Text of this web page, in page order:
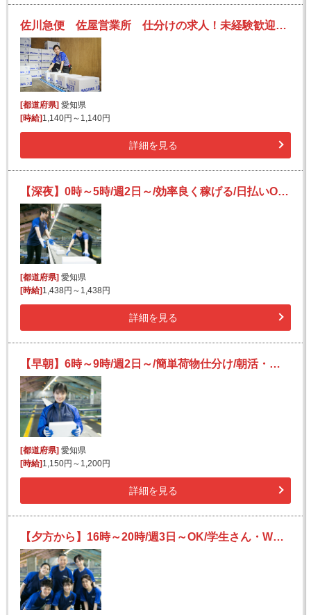
佐川急便 佐屋営業所 仕分けの求人！未経験歓迎！先輩たちがサポートします♪
[都道府県]愛知県
[時給]1,140円～1,140円
詳細を見る
【深夜】0時～5時/週2日～/効率良く稼げる/日払いOK(規定有)/副業可/フリーター活躍/未経験歓迎
[都道府県] 愛知県
[時給] 1,438円～1,438円
詳細を見る
【早朝】6時～9時/週2日～/簡単荷物仕分け/朝活・短時間/日払い可(規定有)/副業歓迎
[都道府県] 愛知県
[時給] 1,150円～1,200円
詳細を見る
【夕方から】16時～20時/週3日～OK/学生さん・Wワーカーさん歓迎/夕方短時間/仕分け